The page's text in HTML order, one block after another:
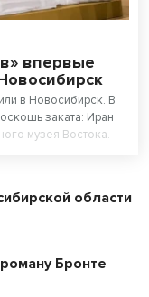
впервые
в Новосибирск. В
заката: Иран
музея Востока.
летнего Султан
области
Бронте